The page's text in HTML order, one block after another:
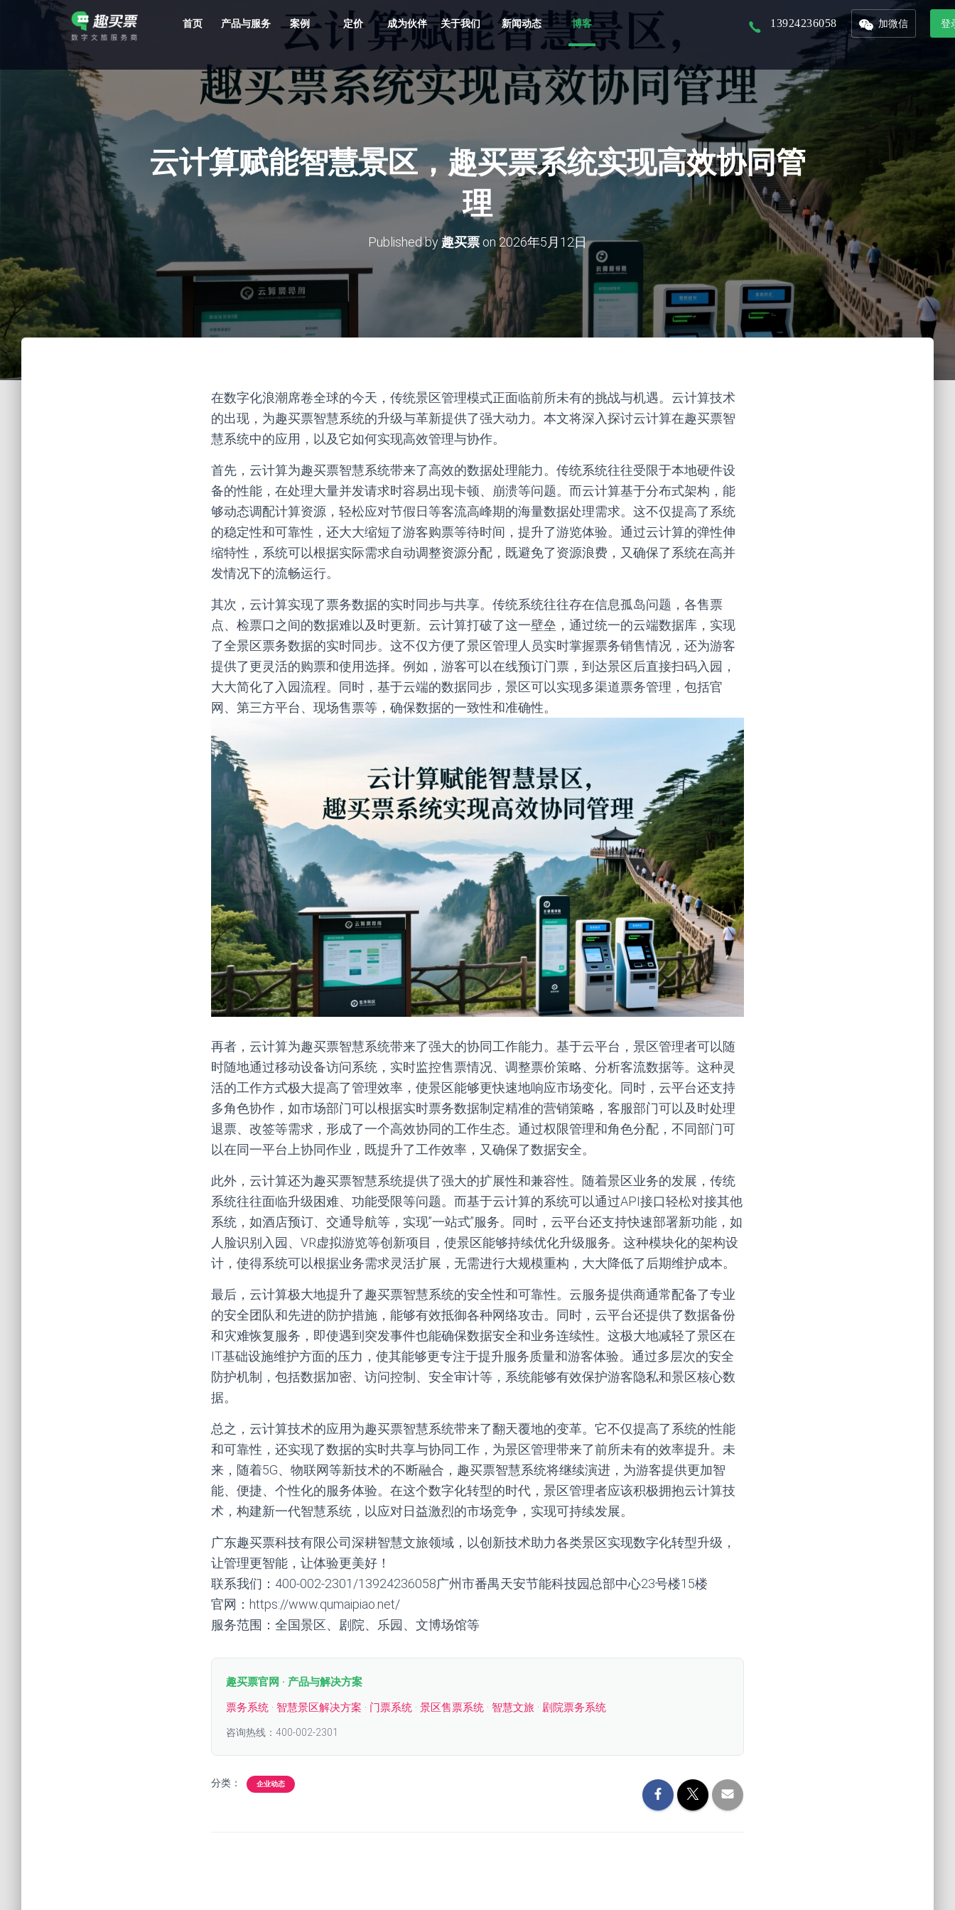
首页 产品与服务 案例 定价 成为伙伴 关于我们 新闻动态 博客 13924236058 加微信 登
云计算赋能智慧景区，趣买票系统实现高效协同管
理
Published by趣买票 on 2026年5月12日
在数字化浪潮席卷全球的今天，传统景区管理模式正面临前所未有的挑战与机遇。云计算技术
的出现，为趣买票智慧系统的升级与革新提供了强大动力。本文将深入探讨云计算在趣买票智
慧系统中的应用，以及它如何实现高效管理与协作。
首先，云计算为趣买票智慧系统带来了高效的数据处理能力。传统系统往往受限于本地硬件设
备的性能，在处理大量并发请求时容易出现卡顿、崩溃等问题。而云计算基于分布式架构，能
够动态调配计算资源，轻松应对节假日等客流高峰期的海量数据处理需求。这不仅提高了系统
的稳定性和可靠性，还大大缩短了游客购票等待时间，提升了游览体验。通过云计算的弹性伸
缩特性，系统可以根据实际需求自动调整资源分配，既避免了资源浪费，又确保了系统在高并
发情况下的流畅运行。
其次，云计算实现了票务数据的实时同步与共享。传统系统往往存在信息孤岛问题，各售票
点、检票口之间的数据难以及时更新。云计算打破了这一壁垒，通过统一的云端数据库，实现
了全景区票务数据的实时同步。这不仅方便了景区管理人员实时掌握票务销售情况，还为游客
提供了更灵活的购票和使用选择。例如，游客可以在线预订门票，到达景区后直接扫码入园，
大大简化了入园流程。同时，基于云端的数据同步，景区可以实现多渠道票务管理，包括官
网、第三方平台、现场售票等，确保数据的一致性和准确性。
再者，云计算为趣买票智慧系统带来了强大的协同工作能力。基于云平台，景区管理者可以随
时随地通过移动设备访问系统，实时监控售票情况、调整票价策略、分析客流数据等。这种灵
活的工作方式极大提高了管理效率，使景区能够更快速地响应市场变化。同时，云平台还支持
多角色协作，如市场部门可以根据实时票务数据制定精准的营销策略，客服部门可以及时处理
退票、改签等需求，形成了一个高效协同的工作生态。通过权限管理和角色分配，不同部门可
以在同一平台上协同作业，既提升了工作效率，又确保了数据安全。
此外，云计算还为趣买票智慧系统提供了强大的扩展性和兼容性。随着景区业务的发展，传统
系统往往面临升级困难、功能受限等问题。而基于云计算的系统可以通过API接口轻松对接其他
系统，如酒店预订、交通导航等，实现”一站式”服务。同时，云平台还支持快速部署新功能，如
人脸识别入园、VR虚拟游览等创新项目，使景区能够持续优化升级服务。这种模块化的架构设
计，使得系统可以根据业务需求灵活扩展，无需进行大规模重构，大大降低了后期维护成本。
最后，云计算极大地提升了趣买票智慧系统的安全性和可靠性。云服务提供商通常配备了专业
的安全团队和先进的防护措施，能够有效抵御各种网络攻击。同时，云平台还提供了数据备份
和灾难恢复服务，即使遇到突发事件也能确保数据安全和业务连续性。这极大地减轻了景区在
IT基础设施维护方面的压力，使其能够更专注于提升服务质量和游客体验。通过多层次的安全
防护机制，包括数据加密、访问控制、安全审计等，系统能够有效保护游客隐私和景区核心数
据。
总之，云计算技术的应用为趣买票智慧系统带来了翻天覆地的变革。它不仅提高了系统的性能
和可靠性，还实现了数据的实时共享与协同工作，为景区管理带来了前所未有的效率提升。未
来，随着5G、物联网等新技术的不断融合，趣买票智慧系统将继续演进，为游客提供更加智
能、便捷、个性化的服务体验。在这个数字化转型的时代，景区管理者应该积极拥抱云计算技
术，构建新一代智慧系统，以应对日益激烈的市场竞争，实现可持续发展。
广东趣买票科技有限公司深耕智慧文旅领域，以创新技术助力各类景区实现数字化转型升级，
让管理更智能，让体验更美好！
联系我们：400-002-2301/13924236058广州市番禺天安节能科技园总部中心23号楼15楼
官网：https://www.qumaipiao.net/
服务范围：全国景区、剧院、乐园、文博场馆等
趣买票官网 · 产品与解决方案
票务系统 · 智慧景区解决方案 · 门票系统 · 景区售票系统 · 智慧文旅 · 剧院票务系统
咨询热线：400-002-2301
分类： 企业动态